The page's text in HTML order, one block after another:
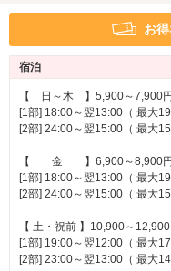
セレクトシャンプー
コスプレ
部屋タイプ
禁煙ルーム ※一部
1名利用可
サービス
ルームサービス
お
宿泊
【 日～木 】5,900～7,900円
[1部] 18:00～翌13:00（ 最大19
[2部] 24:00～翌15:00（ 最大15
【 金 】6,900～8,900円
[1部] 18:00～翌13:00（ 最大19
[2部] 24:00～翌15:00（ 最大15
【 土・祝前 】10,900～12,900
[1部] 19:00～翌12:00（ 最大17
[2部] 23:00～翌13:00（ 最大14